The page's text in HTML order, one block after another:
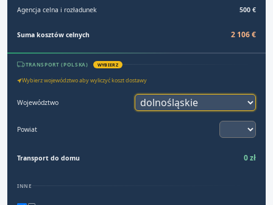
Agencja celna i rozładunek 500 €
Suma kosztów celnych 2 106 €
TRANSPORT (POLSKA) WYBIERZ
Wybierz województwo aby wyliczyć koszt dostawy
Województwo
Powiat
Transport do domu 0 zł
INNE